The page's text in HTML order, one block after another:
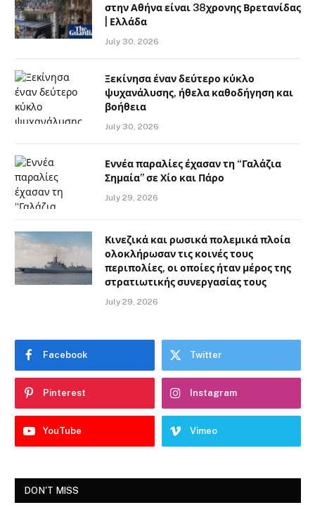
στην Αθήνα είναι 38χρονης Βρετανίδας
| Ελλάδα
July 30, 2026
Ξεκίνησα έναν δεύτερο κύκλο
ψυχανάλυσης, ήθελα καθοδήγηση και
βοήθεια
July 30, 2026
Εννέα παραλίες έχασαν τη “Γαλάζια
Σημαία” σε Χίο και Πάρο
July 29, 2026
Κινεζικά και ρωσικά πολεμικά πλοία
ολοκλήρωσαν τις κοινές τους
περιπολίες, οι οποίες ήταν μέρος της
στρατιωτικής συνεργασίας τους
July 29, 2026
Facebook Twitter
Pinterest Instagram
YouTube Vimeo
DON'T MISS